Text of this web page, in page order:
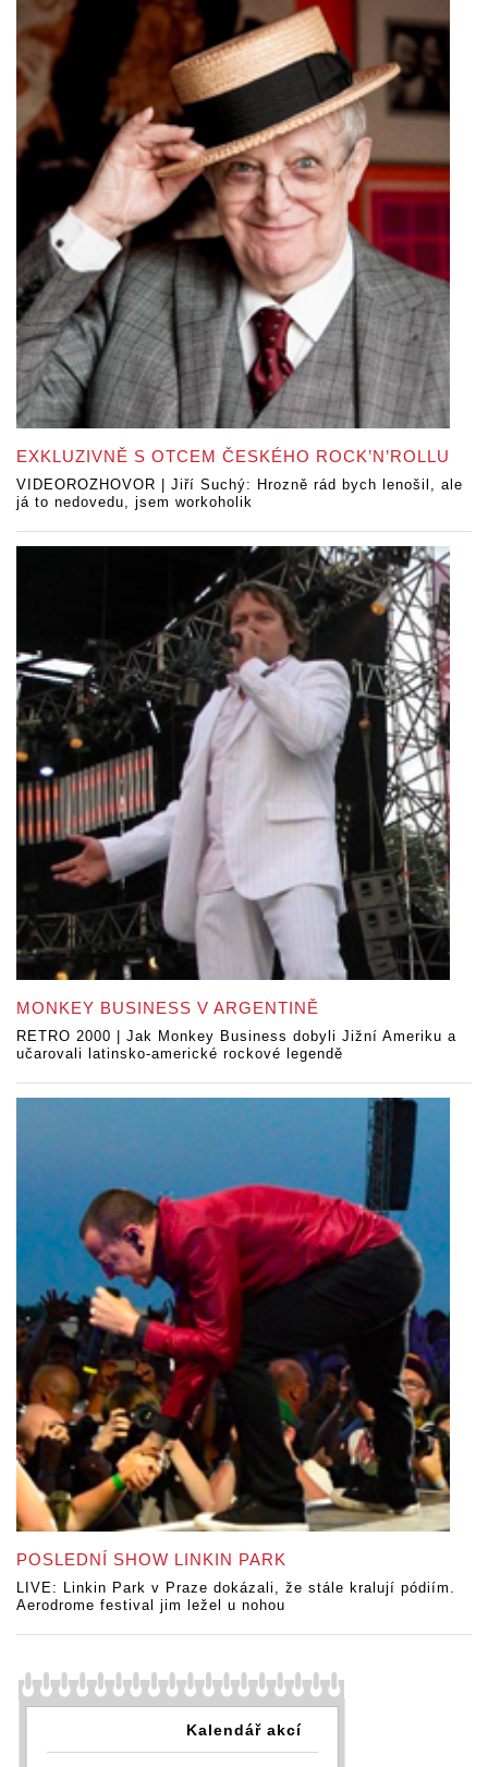
EXKLUZIVNĚ S OTCEM ČESKÉHO ROCK’N’ROLLU
VIDEOROZHOVOR | Jiří Suchý: Hrozně rád bych lenošil, ale
já to nedovedu, jsem workoholik
MONKEY BUSINESS V ARGENTINĚ
RETRO 2000 | Jak Monkey Business dobyli Jižní Ameriku a
učarovali latinsko-americké rockové legendě
POSLEDNÍ SHOW LINKIN PARK
LIVE: Linkin Park v Praze dokázali, že stále kralují pódiím.
Aerodrome festival jim ležel u nohou
Kalendář akcí